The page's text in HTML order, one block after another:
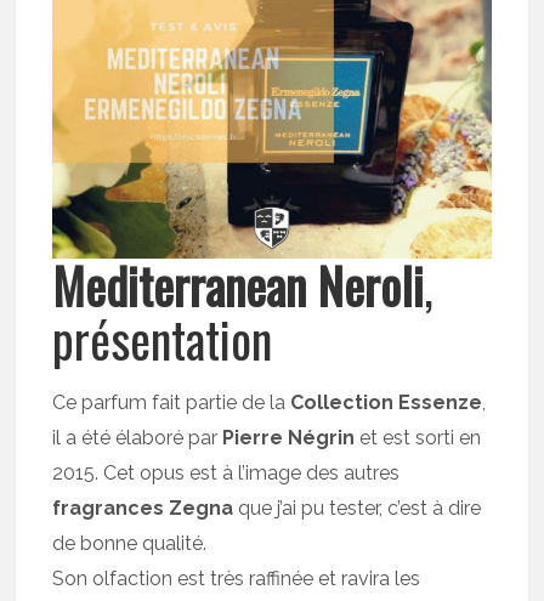
Mediterranean Neroli,
présentation
Ce parfum fait partie de la Collection Essenze,
il a été élaboré par Pierre Négrin et est sorti en
2015. Cet opus est à l’image des autres
fragrances Zegna que j’ai pu tester, c’est à dire
de bonne qualité.
Son olfaction est très raffinée et ravira les